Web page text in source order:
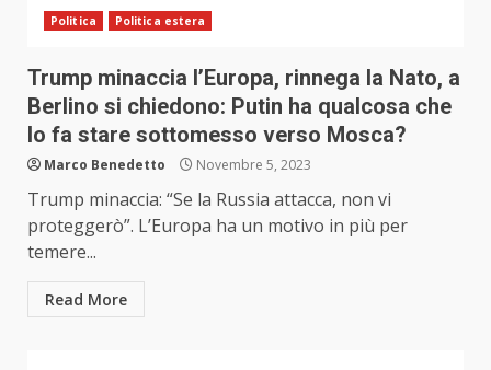
Politica Politica estera
Trump minaccia l’Europa, rinnega la Nato, a
Berlino si chiedono: Putin ha qualcosa che
lo fa stare sottomesso verso Mosca?
Marco Benedetto Novembre 5, 2023
Trump minaccia: “Se la Russia attacca, non vi
proteggerò”. L’Europa ha un motivo in più per
temere...
Read More